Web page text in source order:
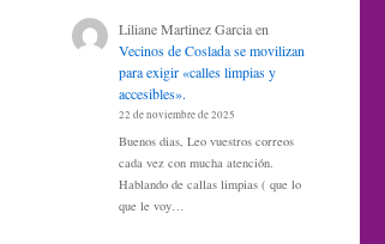
Liliane Martinez Garciaen
Vecinos de Coslada se movilizan
para exigir «calles limpias y
accesibles».
22 de noviembre de 2025
Buenos dias, Leo vuestros correos
cada vez con mucha atención.
Hablando de callas limpias ( que lo
que le voy…